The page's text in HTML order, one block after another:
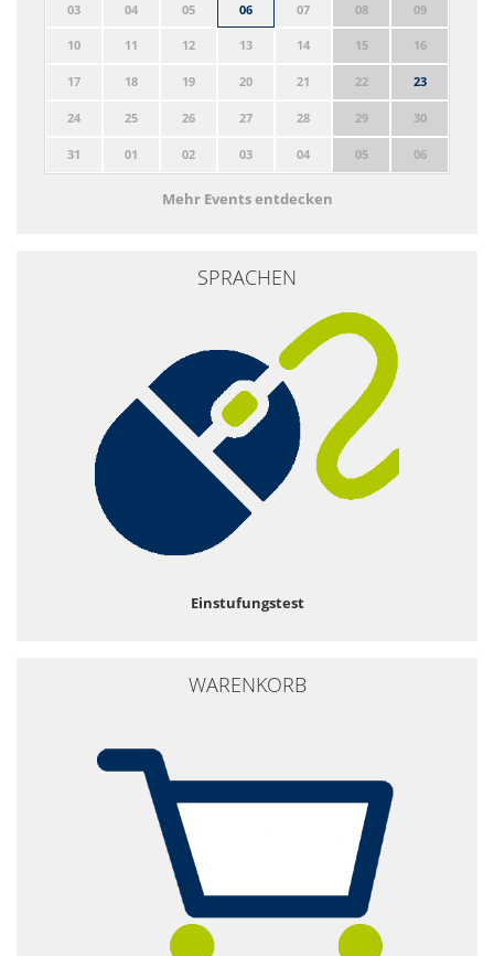
03 04 05 06 07 08 09
10 11 12 13 14 15 16
17 18 19 20 21 22 23
24 25 26 27 28 29 30
31 01 02 03 04 05 06
Mehr Events entdecken
SPRACHEN
Einstufungstest
WARENKORB